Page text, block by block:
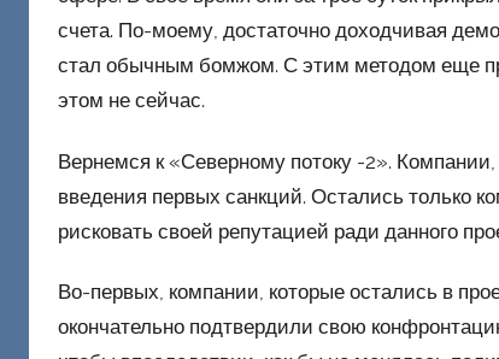
Д
о
н
к
и
й
счета. По-моему, достаточно доходчивая
стал обычным бомжом. С этим методом еще
этом не сейчас.
Вернемся к «Северному потоку -2».
введения первых санкций. Остались только
рисковать своей репутацией ради данного
Во-первых, компании, которые остались в
окончательно подтвердили свою